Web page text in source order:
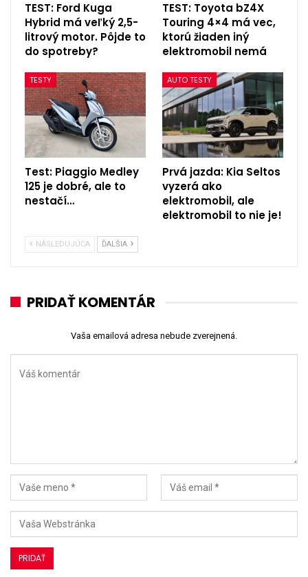
TEST: Ford Kuga
Hybrid má veľký 2,5-
litrový motor. Pôjde to
do spotreby?
TEST: Toyota bZ4X
Touring 4×4 má vec,
ktorú žiaden iný
elektromobil nemá
TESTY
Test: Piaggio Medley
125 je dobré, ale to
nestačí…
AUTO TESTY
Prvá jazda: Kia Seltos
vyzerá ako
elektromobil, ale
elektromobil to nie je!
NÁSLEDUJÚCA ĎALŠIA
PRIDAŤ KOMENTÁR
Vaša emailová adresa nebude zverejnená.